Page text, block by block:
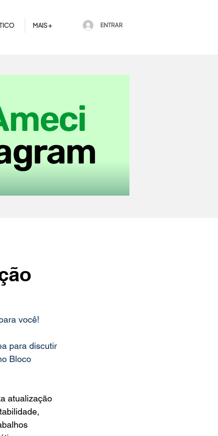
MAIS + ENTRAR
você!
para discutir
Bloco
atualização